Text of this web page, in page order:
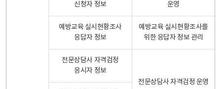
신청자 정보
운영
예방교육 실시현황조사
응답자 정보
예방교육 실시현황조사를
위한 응답자 정보 관리
전문상담사 자격검정
응시자 정보
전문상담사 자격검정 운영